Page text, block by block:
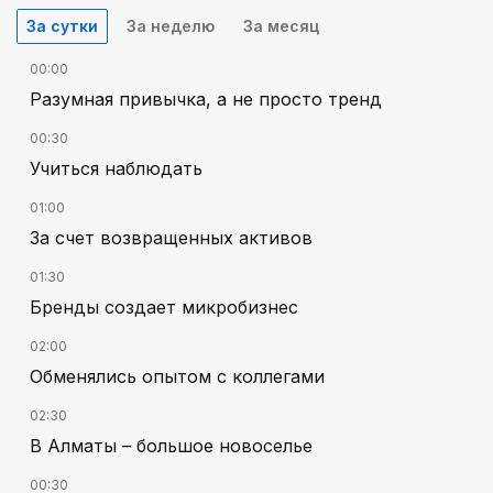
За сутки За неделю За месяц
00:00
Разумная привычка, а не просто тренд
00:30
Учиться наблюдать
01:00
За счет возвращенных активов
01:30
Бренды создает микробизнес
02:00
Обменялись опытом с коллегами
02:30
В Алматы – большое новоселье
00:30